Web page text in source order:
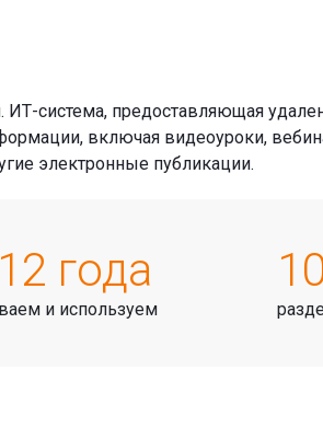
система, предоставляющая
включая видеоуроки,
электронные публикации.
года
и используем